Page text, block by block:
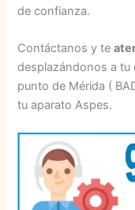
de confianza.
Contáctanos y te
desplazándonos a tu
punto de Mérida (
tu aparato Aspes.